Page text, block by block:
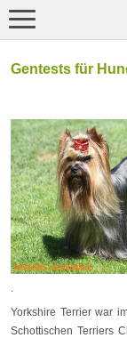
Gentests für
.
Yorkshire Terrier war
Schottischen Terriers